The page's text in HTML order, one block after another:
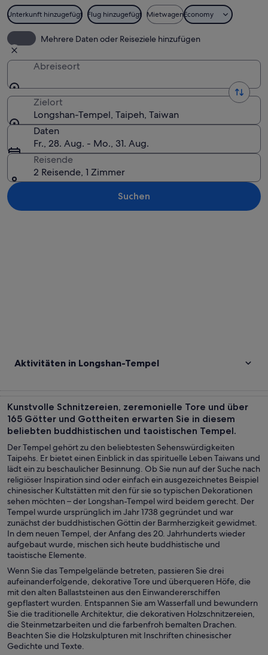
Unterkunft hinzugefügt Flug hinzugefügt MietwagenEconomy
Mehrere Daten oder Reiseziele hinzufügen
Abreiseort
Zielort
Longshan-Tempel, Taipeh, Taiwan
Daten
Fr., 28. Aug. - Mo., 31. Aug.
Reisende
2 Reisende, 1 Zimmer
Suchen
Aktivitäten in Longshan-Tempel
Kunstvolle Schnitzereien, zeremonielle Tore und über
165 Götter und Gottheiten erwarten Sie in diesem
beliebten buddhistischen und taoistischen Tempel.
Der Tempel gehört zu den beliebtesten Sehenswürdigkeiten
Taipehs. Er bietet einen Einblick in das spirituelle Leben Taiwans und
lädt ein zu beschaulicher Besinnung. Ob Sie nun auf der Suche nach
religiöser Inspiration sind oder einfach ein ausgezeichnetes Beispiel
chinesischer Kultstätten mit den für sie so typischen Dekorationen
sehen möchten – der Longshan-Tempel wird beidem gerecht. Der
Tempel wurde ursprünglich im Jahr 1738 gegründet und war
zunächst der buddhistischen Göttin der Barmherzigkeit gewidmet.
In dem neuen Tempel, der Anfang des 20. Jahrhunderts wieder
aufgebaut wurde, mischen sich heute buddhistische und
taoistische Elemente.
Wenn Sie das Tempelgelände betreten, passieren Sie drei
aufeinanderfolgende, dekorative Tore und überqueren Höfe, die
mit den alten Ballaststeinen aus den Einwandererschiffen
gepflastert wurden. Entspannen Sie am Wasserfall und bewundern
Sie die traditionelle Architektur, die dekorativen Holzschnitzereien,
die Steinmetzarbeiten und die farbenfroh bemalten Drachen.
Beachten Sie die Holzskulpturen mit Inschriften chinesischer
Gedichte und Texte.